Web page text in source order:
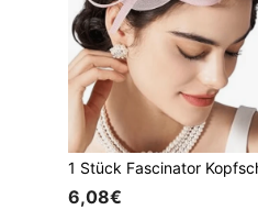
6,08€